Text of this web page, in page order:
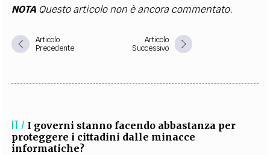
NOTA Questo articolo non è ancora commentato.
Articolo
Precedente
Articolo
Successivo
IT / I governi stanno facendo abbastanza per
proteggere i cittadini dalle minacce
informatiche?